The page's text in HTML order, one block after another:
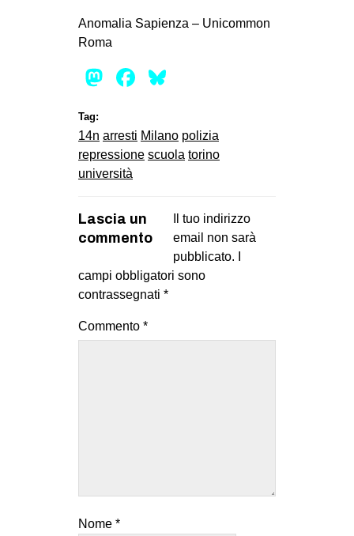
Anomalia Sapienza – Unicommon
Roma
Mastodon
Facebook
Tag:
14n arresti Milano polizia
repressione scuola torino
università
Lascia un
commento
Il tuo indirizzo
email non sarà
pubblicato.
campi obbligatori sono
contrassegnati *
Commento *
Nome *